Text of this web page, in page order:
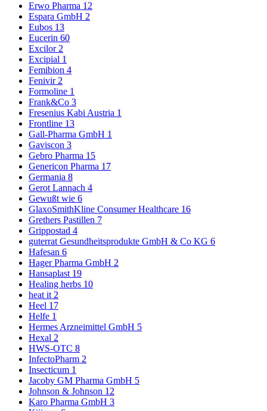
Erwo Pharma 12
Espara GmbH 2
Eubos 13
Eucerin 60
Excilor2
Excipial 1
Femibion 4
Fenivir2
Formoline 1
Frank&Co 3
Fresenius Kabi Austria 1
Frontline 13
Gall-Pharma GmbH 1
Gaviscon 3
Gebro Pharma 15
Genericon Pharma 17
Germania 8
Gerot Lannach 4
Gewußt wie 6
GlaxoSmithKline Consumer Healthcare 16
Grethers Pastillen 7
Grippostad 4
guterrat Gesundheitsprodukte GmbH & Co KG 6
Hafesan 6
Hager Pharma GmbH 2
Hansaplast 19
Healing herbs 10
heat it2
Heel 17
Helfe 1
Hermes Arzneimittel GmbH 5
Hexal 2
HWS-OTC 8
InfectoPharm 2
Insecticum 1
Jacoby GM Pharma GmbH 5
Johnson & Johnson 12
Karo Pharma GmbH 3